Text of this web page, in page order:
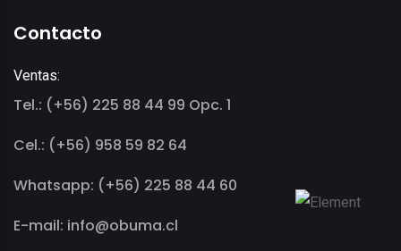
Contacto
Ventas:
Tel.: (+56) 225 88 44 99 Opc. 1
Cel.: (+56) 958 59 82 64
Whatsapp: (+56) 225 88 44 60
E-mail: info@obuma.cl